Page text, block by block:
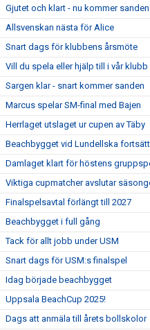
Gjutet och klart - nu kommer sanden
Allsvenskan nästa för Alice
Snart dags för klubbens årsmöte
Vill du spela eller hjälp till i vår klubb
Sargen klar - snart kommer sanden
Marcus spelar SM-final med Bajen
Herrlaget utslaget ur cupen av Täby
Beachbygget vid Lundellska
Damlaget klart för höstens
Viktiga cupmatcher avslutar
Finalspelsavtal förlängt till 2027
Beachbygget i full gång
Tack för allt jobb under USM
Snart dags för USM:s finalspel
Idag började beachbygget
Uppsala BeachCup 2025!
Dags att anmäla till årets bollskolor